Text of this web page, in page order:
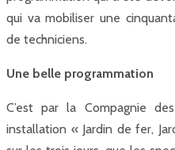
qui va mobiliser une
de techniciens.
Une belle programmation
C’est par la Compagnie
installation « Jardin de fer,